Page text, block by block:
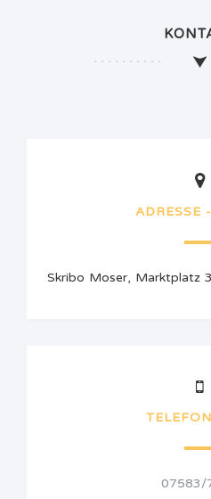
ADRESSE
Skribo Moser, Marktplatz
07583/